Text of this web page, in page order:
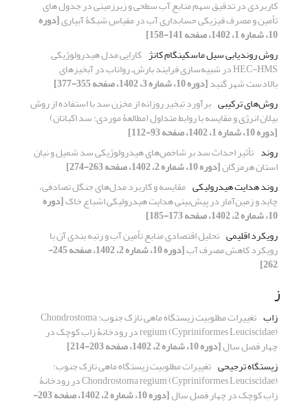
کاربردی در تدقیق سهم منابع آب سطحی و زیرزمینی در جدول های
تأمین و مصرف فیزیکی حسابداری آب در مقیاس شبکۀ آبیاری[دوره
10، شماره 1، 1402، صفحه 141-158]
روش روندیابی سیل ماسکینگام کانژ کارایی مدل هیدرولوژیکی
HEC-HMS در شبیه‌سازی فرایند بارش‌ـ رواناب در آبخیزهای
بالادست شهر گنبد[دوره 10، شماره 3، 1402، صفحه 355-377]
روش‌های ترکیبی برآورد تبخیر روزانه از مخزن سد با استفاده از روش
بیلان انرژی و مقایسه با روابط متداول (مطالعۀ موردی: سد اکباتان)
[دوره 10، شماره 1، 1402، صفحه 93-112]
روند تأثیر احداث سد بر شاخص‌های هیدرولوژیکی سد شمیل و نیان
استان هرمزگان[دوره 10، شماره 2، 1402، صفحه 263-274]
روند هدایت هیدرولیکی مقایسه و کاربرد مدل‌های جنگل تصادفی،
چاید و زمین‌آمار در پیش‌بینی هدایت ‏هیدرولیکی اشباع خاک[دوره
10، شماره 2، 1402، صفحه 173-185]
رویکرد اقلیمی تحلیل اقتصادی منابع تأمین آب و رتبه بندی آن با
رویکرد کاهش مصرف آب [دوره 10، شماره 2، 1402، صفحه 245-
262]
ز
زاب تغییرات مطلوبیت زیستگاه ماهی نازک جنوب: ‌Chondrostoma
regium (Cypriniformes Leuciscidae) در رودخانۀ زاب کوچک در
چهار فصل سال[دوره 10، شماره 2، 1402، صفحه 203-214]
زیستگاه ترجیحی تغییرات مطلوبیت زیستگاه ماهی نازک جنوب:
‌Chondrostoma regium (Cypriniformes Leuciscidae) در رودخانۀ
زاب کوچک در چهار فصل سال [دوره 10، شماره 2، 1402، صفحه 203-